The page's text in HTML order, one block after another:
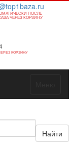
ПОСЛЕ
ЧЕРЕЗ КОРЗИНУ
КОРЗИНУ
Найти